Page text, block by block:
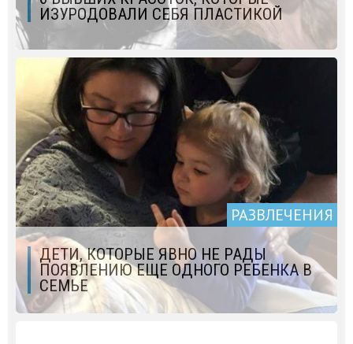
ИЗУРОДОВАЛИ СЕБЯ ПЛАСТИКОЙ
РАЗВЛЕЧЕНИЯ
ДЕТИ, КОТОРЫЕ ЯВНО НЕ РАДЫ
ПОЯВЛЕНИЮ ЕЩЕ ОДНОГО РЕБЕНКА В
СЕМЬЕ